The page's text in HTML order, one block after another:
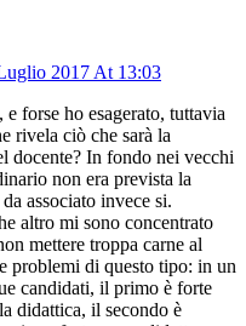
2017 At 13:03
forse ho esagerato, tuttavia
rivela ciò che sarà la
docente? In fondo nei vecchi
non era prevista la
associato invece si.
altro mi sono concentrato
mettere troppa carne al
problemi di questo tipo: in un
candidati, il primo è forte
didattica, il secondo è